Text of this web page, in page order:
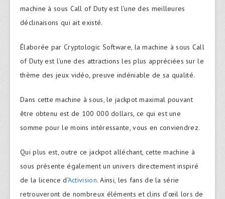
machine à sous Call of Duty est l’une des meilleures
déclinaisons qui ait existé.
Élaborée par Cryptologic Software, la machine à sous Call
of Duty est l’une des attractions les plus appréciées sur le
thème des jeux vidéo, preuve indéniable de sa qualité.
Dans cette machine à sous, le jackpot maximal pouvant
être obtenu est de 100 000 dollars, ce qui est une
somme pour le moins intéressante, vous en conviendrez.
Qui plus est, outre ce jackpot alléchant, cette machine à
sous présente également un univers directement inspiré
de la licence d’Activision. Ainsi, les fans de la série
retrouveront de nombreux éléments et clins d’œil lors de